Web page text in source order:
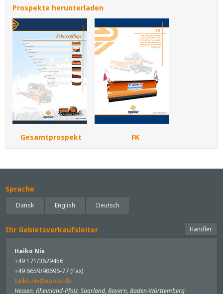
Prospekte herunterladen
Gesamtprospekt FK
Sprache
Dansk English Deutsch
Ihr Gebietsverkaufsleiter Händler
Haiko Nix
+49 171/3629456
+49 6659/98696-77 (Fax)
haiko.nix@epoke.de
Hessen, Rheinland-Pfalz, Saarland, Bayern, Baden-Württemberg